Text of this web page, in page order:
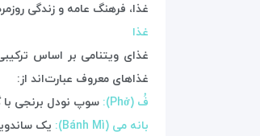
غذا، فرهنگ عامه و زندگی
غذا
غذای ویتنامی بر اساس
غذاهای معروف عبارت‌اند از:
فُ (Phở):
سوپ نودل برنجی با
بانه می (Bánh Mì):
یک